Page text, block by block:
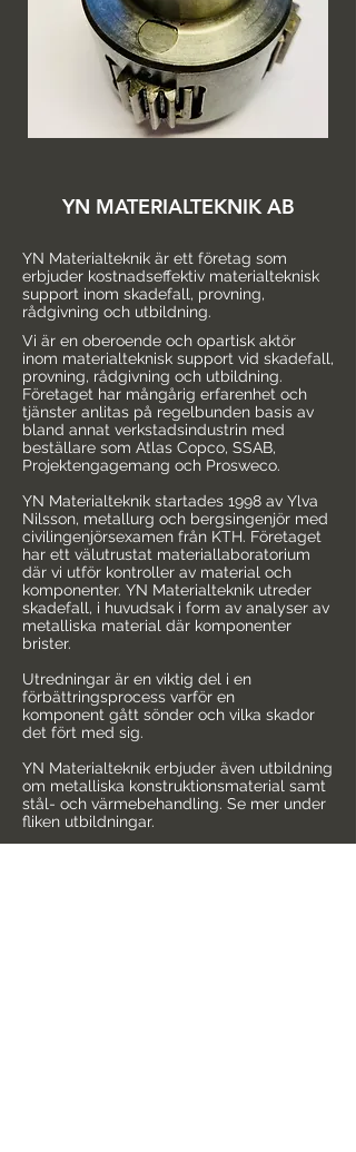
YN MATERIALTEKNIK AB
YN Materialteknik är ett företag som
erbjuder kostnadseffektiv materialteknisk
support inom skadefall, provning,
rådgivning och utbildning.
Vi är en oberoende och opartisk aktör
inom materialteknisk support vid skadefall,
provning, rådgivning och utbildning.
Företaget har mångårig erfarenhet och
tjänster anlitas på regelbunden basis av
bland annat verkstadsindustrin med
beställare som Atlas Copco, SSAB,
Projektengagemang och Prosweco.
YN Materialteknik startades 1998 av Ylva
Nilsson, metallurg och bergsingenjör med
civilingenjörsexamen från KTH. Företaget
har ett välutrustat materiallaboratorium
där vi utför kontroller av material och
komponenter. YN Materialteknik utreder
skadefall, i huvudsak i form av analyser av
metalliska material där komponenter
brister.
Utredningar är en viktig del i en
förbättringsprocess varför en
komponent gått sönder och vilka skador
det fört med sig.
YN Materialteknik erbjuder även utbildning
om metalliska konstruktionsmaterial samt
stål- och värmebehandling. Se mer under
fliken utbildningar.